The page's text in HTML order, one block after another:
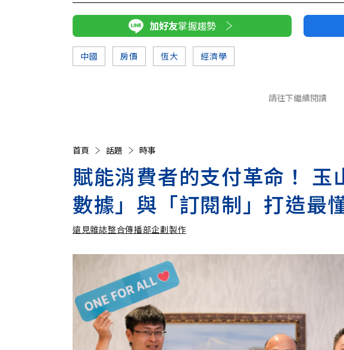
加好友掌握趨勢
中國 房價 恆大 經濟學
請往下繼續閱讀
首頁 話題 時事
賦能消費者的支付革命！
數據」與「訂閱制」打造最
遠見雜誌整合傳播部企劃製作
遠見雜誌整合傳播部企劃製作